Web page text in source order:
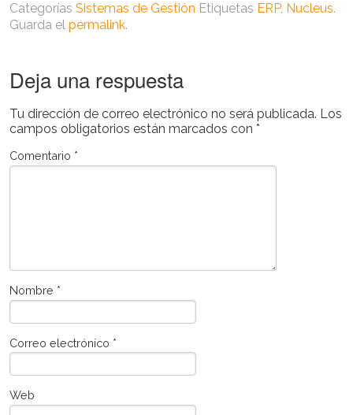
Categorías Sistemas de Gestión Etiquetas ERP, Nucleus.
Guarda el permalink.
Deja una respuesta
Tu dirección de correo electrónico no será publicada. Los
campos obligatorios están marcados con *
Comentario *
Nombre *
Correo electrónico *
Web